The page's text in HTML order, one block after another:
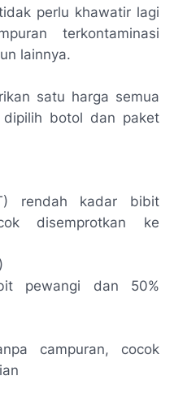
perlu khawatir lagi
terkontaminasi
lainnya.
satu harga semua
dipilih botol dan paket
rendah kadar bibit
disemprotkan ke
pewangi dan 50%
campuran, cocok